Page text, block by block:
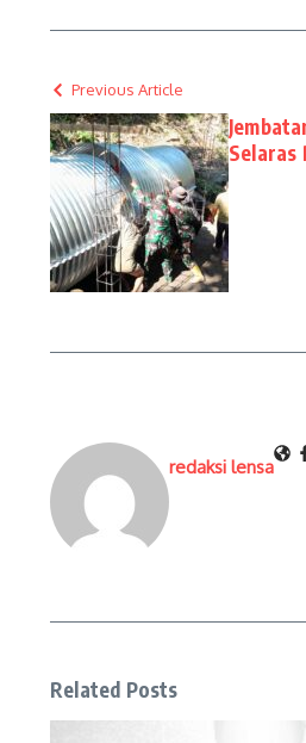
Previous Article
Selaras
redaksi lensa
Related Posts